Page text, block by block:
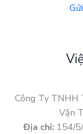
Công Ty TNHH
Vận
Địa chỉ:154/5/